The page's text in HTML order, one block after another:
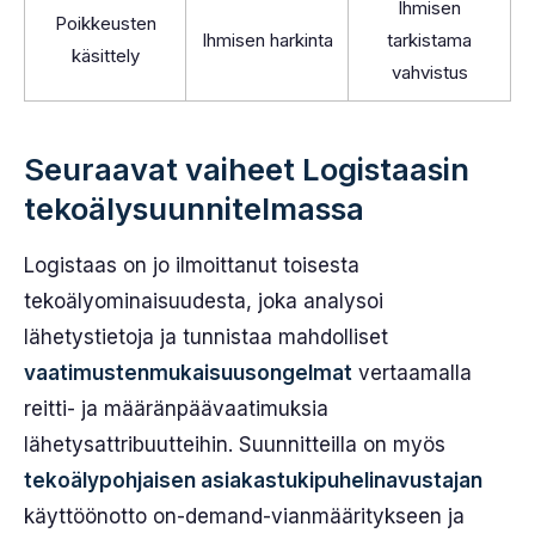
Poikkeusten
käsittely
Ihmisen harkinta
Ihmisen
tarkistama
vahvistus
Seuraavat vaiheet Logistaasin
tekoälysuunnitelmassa
Logistaas on jo ilmoittanut toisesta
tekoälyominaisuudesta, joka analysoi
lähetystietoja ja tunnistaa mahdolliset
vaatimustenmukaisuusongelmat vertaamalla
reitti- ja määränpäävaatimuksia
lähetysattribuutteihin. Suunnitteilla on myös
tekoälypohjaisen asiakastukipuhelinavustajan
käyttöönotto on-demand-vianmääritykseen ja